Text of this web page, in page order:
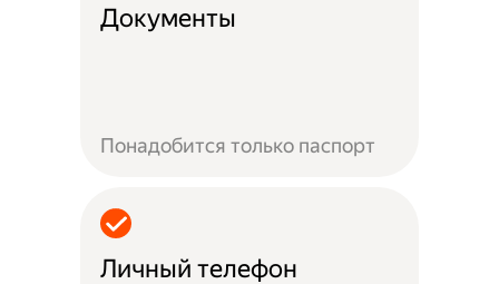
Документы
Понадобится только паспорт
Личный телефон